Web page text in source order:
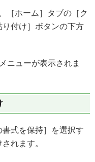
［ホーム］タブの［ク
付け］ボタンの下方
ニューが表示されま
書式を保持］を選択す
れます。